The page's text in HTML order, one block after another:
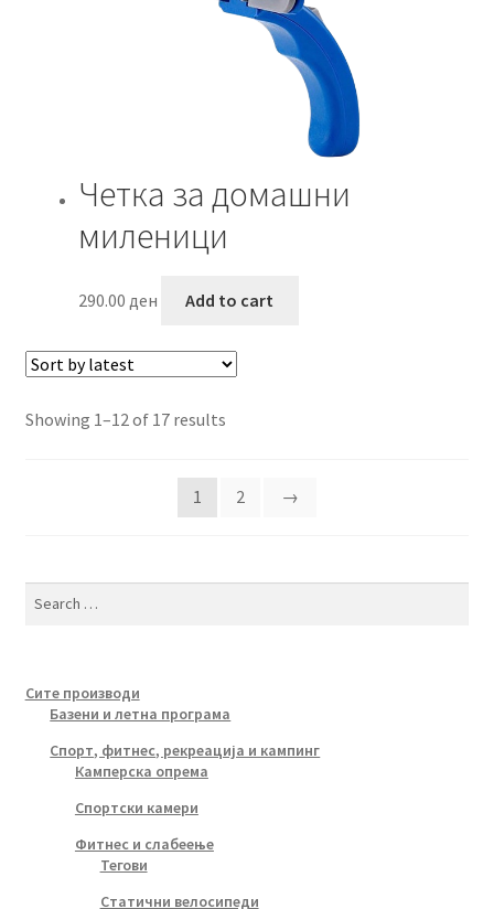
Четка за домашни
миленици
290.00 ден Add to cart
Showing 1–12 of 17 resultsSorted
1
2 →
Сите производи
Базени и летна програма
Спорт, фитнес, рекреација и кампинг
Камперска опрема
Спортски камери
Фитнес и слабеење
Тегови
Статични велосипеди